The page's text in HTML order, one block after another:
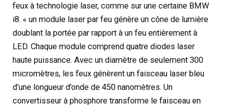
feux à technologie laser, comme sur une certaine BMW
i8. « un module laser par feu génère un cône de lumière
doublant la portée par rapport à un feu entièrement à
LED. Chaque module comprend quatre diodes laser
haute puissance. Avec un diamètre de seulement 300
micromètres, les feux génèrent un faisceau laser bleu
d’une longueur d’onde de 450 nanomètres. Un
convertisseur à phosphore transforme le faisceau en